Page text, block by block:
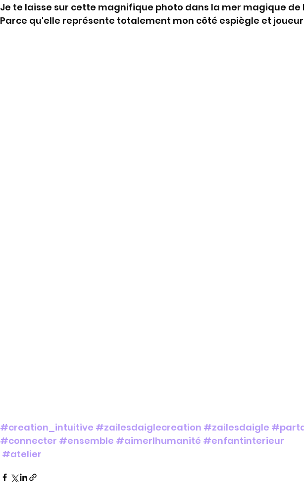
Je te laisse sur cette magnifique photo dans la mer magique de
Parce qu'elle représente totalement mon côté espiègle et
#creation_intuitive #zailesdaiglecreation #zailesdaigle
#connecter #ensemble #aimerlhumanité #enfantinterieur
#atelier